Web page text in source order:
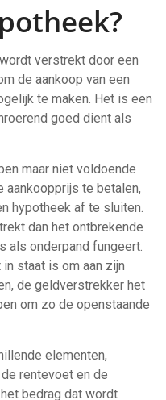
verstrekt door een
de aankoop van een
te maken. Het is een
goed dient als
maar niet voldoende
te betalen,
hypotheek af te sluiten.
dan het ontbrekende
als onderpand fungeert.
staat is om aan zijn
de geldverstrekker het
om zo de openstaande
elementen,
rentevoet en de
bedrag dat wordt